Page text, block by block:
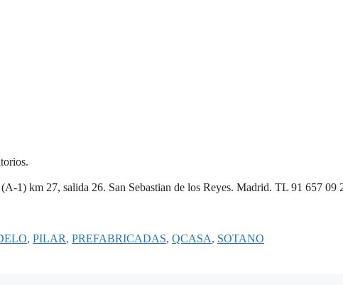
1) km 27, salida 26. San Sebastian de los Reyes. Madrid. TL 91 657 09
, PILAR, PREFABRICADAS, QCASA, SOTANO